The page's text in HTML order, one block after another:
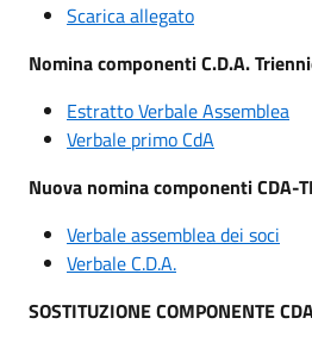
Scarica allegato
Nomina componenti C.D.A.
Estratto Verbale Assemblea
Verbale primo CdA
Nuova nomina componenti CDA-
Verbale assemblea dei soci
Verbale C.D.A.
SOSTITUZIONE COMPONENTE